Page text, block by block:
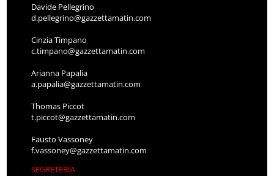
Davide Pellegrino
d.pellegrino@gazzettamatin.com
Cinzia Timpano
c.timpano@gazzettamatin.com
Arianna Papalia
a.papalia@gazzettamatin.com
Thomas Piccot
t.piccot@gazzettamatin.com
Fausto Vassoney
f.vassoney@gazzettamatin.com
SEGRETERIA